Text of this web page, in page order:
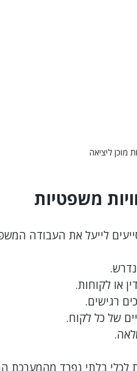
מוכן ליציאה
משפטיות
לייעל את העבודה
או לקוחות.
רגישים.
של כל לקוח.
לכלי בלתי נפרד מהמערכת